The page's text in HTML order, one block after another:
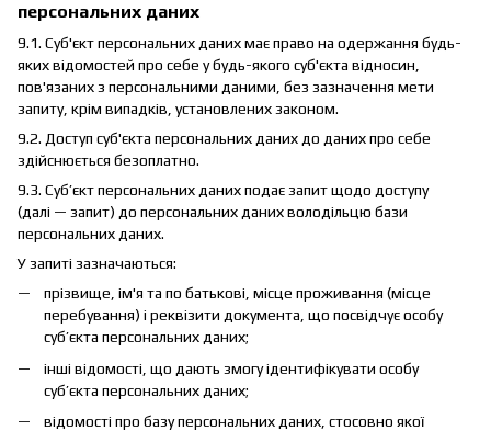
персональних даних
9.1. Суб'єкт персональних даних має право на одержання будь-
яких відомостей про себе у будь-якого суб'єкта відносин,
пов'язаних з персональними даними, без зазначення мети
запиту, крім випадків, установлених законом.
9.2. Доступ суб'єкта персональних даних до даних про себе
здійснюється безоплатно.
9.3. Суб’єкт персональних даних подає запит щодо доступу
(далі — запит) до персональних даних володільцю бази
персональних даних.
У запиті зазначаються:
прізвище, ім'я та по батькові, місце проживання (місце
перебування) і реквізити документа, що посвідчує особу
суб’єкта персональних даних;
інші відомості, що дають змогу ідентифікувати особу
суб’єкта персональних даних;
відомості про базу персональних даних, стосовно якої